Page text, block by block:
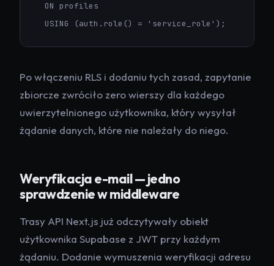
  ON profiles
  USING (auth.role() = 'service_role');
Po włączeniu RLS i dodaniu tych zasad, zapytanie
zbiorcze zwróciło zero wierszy dla każdego
uwierzytelnionego użytkownika, który wysyłał
żądanie danych, które nie należały do niego.
Weryfikacja e-mail — jedno
sprawdzenie w middleware
Trasy API Next.js już odczytywały obiekt
użytkownika Supabase z JWT przy każdym
żądaniu. Dodanie wymuszenia weryfikacji adresu